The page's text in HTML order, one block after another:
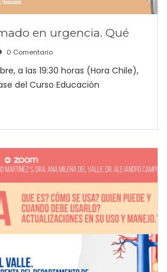
en urgencia. Qué
0 Comentario
a las 19:30 horas (Hora Chile),
del Curso Educación